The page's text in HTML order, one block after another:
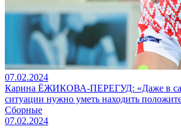
07.02.2024
Карина ЁЖИКОВА-ПЕРЕГУД: «Даже в
ситуации нужно уметь находить
Сборные
07.02.2024